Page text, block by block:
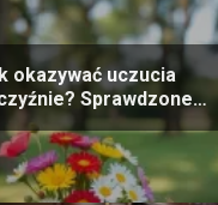
okazywać uczucia
Sprawdzone
sposoby na miłość